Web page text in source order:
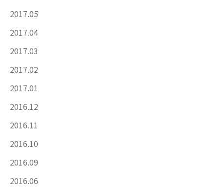
2017.05
2017.04
2017.03
2017.02
2017.01
2016.12
2016.11
2016.10
2016.09
2016.06